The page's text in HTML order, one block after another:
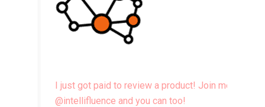
I just got paid to review a product! Join me
@intellifluence and you can too!